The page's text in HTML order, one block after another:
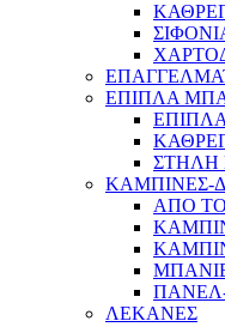
ΕΠΙΠΛΑ
ΕΠΙΠΛΑ
ΣΤΗΛΗ
ΚΑΜΠΙΝΕΣ-
ΑΠΟ
ΛΕΚΑΝΕΣ